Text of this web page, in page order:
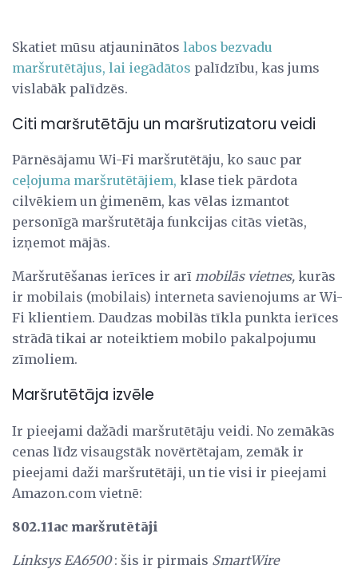
Skatiet mūsu atjauninātos labos bezvadu
maršrutētājus, lai iegādātos palīdzību, kas jums
vislabāk palīdzēs.
Citi maršrutētāju un maršrutizatoru veidi
Pārnēsājamu Wi-Fi maršrutētāju, ko sauc par
ceļojuma maršrutētājiem, klase tiek pārdota
cilvēkiem un ģimenēm, kas vēlas izmantot
personīgā maršrutētāja funkcijas citās vietās,
izņemot mājās.
Maršrutēšanas ierīces ir arī mobilās vietnes, kurās
ir mobilais (mobilais) interneta savienojums ar Wi-
Fi klientiem. Daudzas mobilās tīkla punkta ierīces
strādā tikai ar noteiktiem mobilo pakalpojumu
zīmoliem.
Maršrutētāja izvēle
Ir pieejami dažādi maršrutētāju veidi. No zemākās
cenas līdz visaugstāk novērtētajam, zemāk ir
pieejami daži maršrutētāji, un tie visi ir pieejami
Amazon.com vietnē:
802.11ac maršrutētāji
Linksys EA6500: šis ir pirmais SmartWire